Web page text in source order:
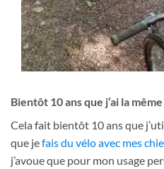
Bientôt 10 ans que j’ai la
Cela fait bientôt 10 ans que
que jefais du vélo avec mes
j’avoue que pour mon usage